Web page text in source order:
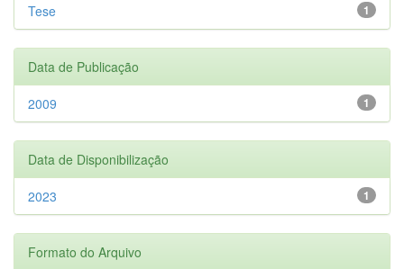
1
Tese
Data de Publicação
1
2009
Data de Disponibilização
1
2023
Formato do Arquivo